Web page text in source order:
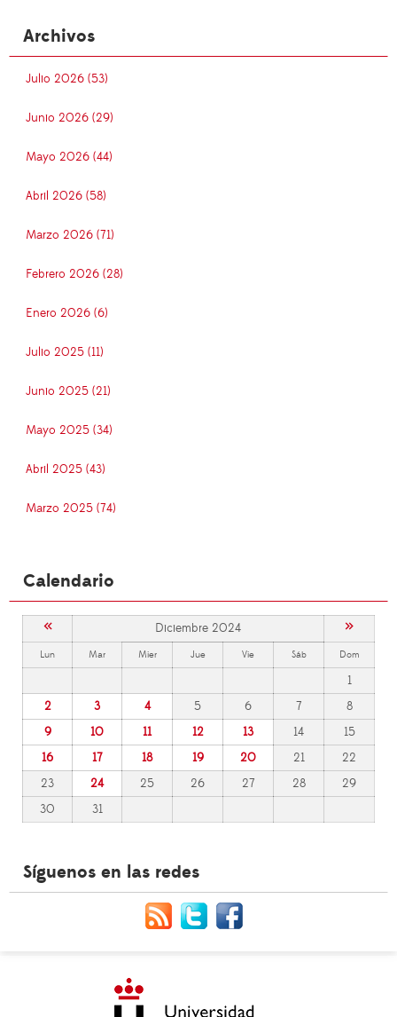
Archivos
Julio 2026 (53)
Junio 2026 (29)
Mayo 2026 (44)
Abril 2026 (58)
Marzo 2026 (71)
Febrero 2026 (28)
Enero 2026 (6)
Julio 2025 (11)
Junio 2025 (21)
Mayo 2025 (34)
Abril 2025 (43)
Marzo 2025 (74)
Calendario
« Diciembre 2024 »
Lun Mar Mier Jue Vie Sáb Dom
1
2
3 4 5 6 7
8
9
10 11 12 13 14
15
16
17 18 19 20 21
22
23
24 25 26 27 28
29
30
31
Síguenos en las redes